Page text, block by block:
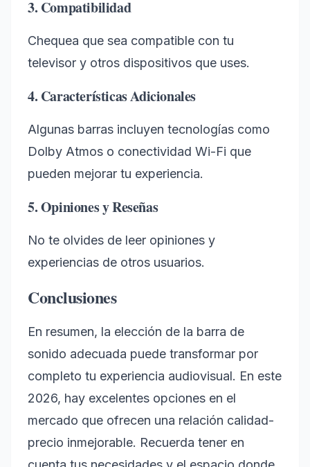
3. Compatibilidad
Chequea que sea compatible con tu
televisor y otros dispositivos que uses.
4. Características Adicionales
Algunas barras incluyen tecnologías como
Dolby Atmos o conectividad Wi-Fi que
pueden mejorar tu experiencia.
5. Opiniones y Reseñas
No te olvides de leer opiniones y
experiencias de otros usuarios.
Conclusiones
En resumen, la elección de la barra de
sonido adecuada puede transformar por
completo tu experiencia audiovisual. En este
2026, hay excelentes opciones en el
mercado que ofrecen una relación calidad-
precio inmejorable. Recuerda tener en